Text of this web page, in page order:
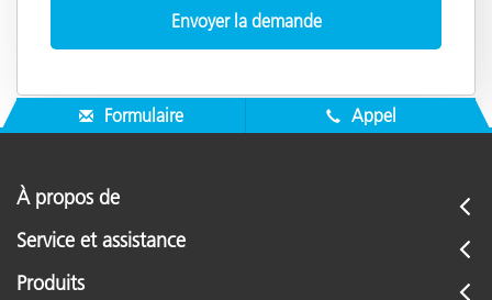
Formulaire Appel
À propos de
Service et assistance
Produits